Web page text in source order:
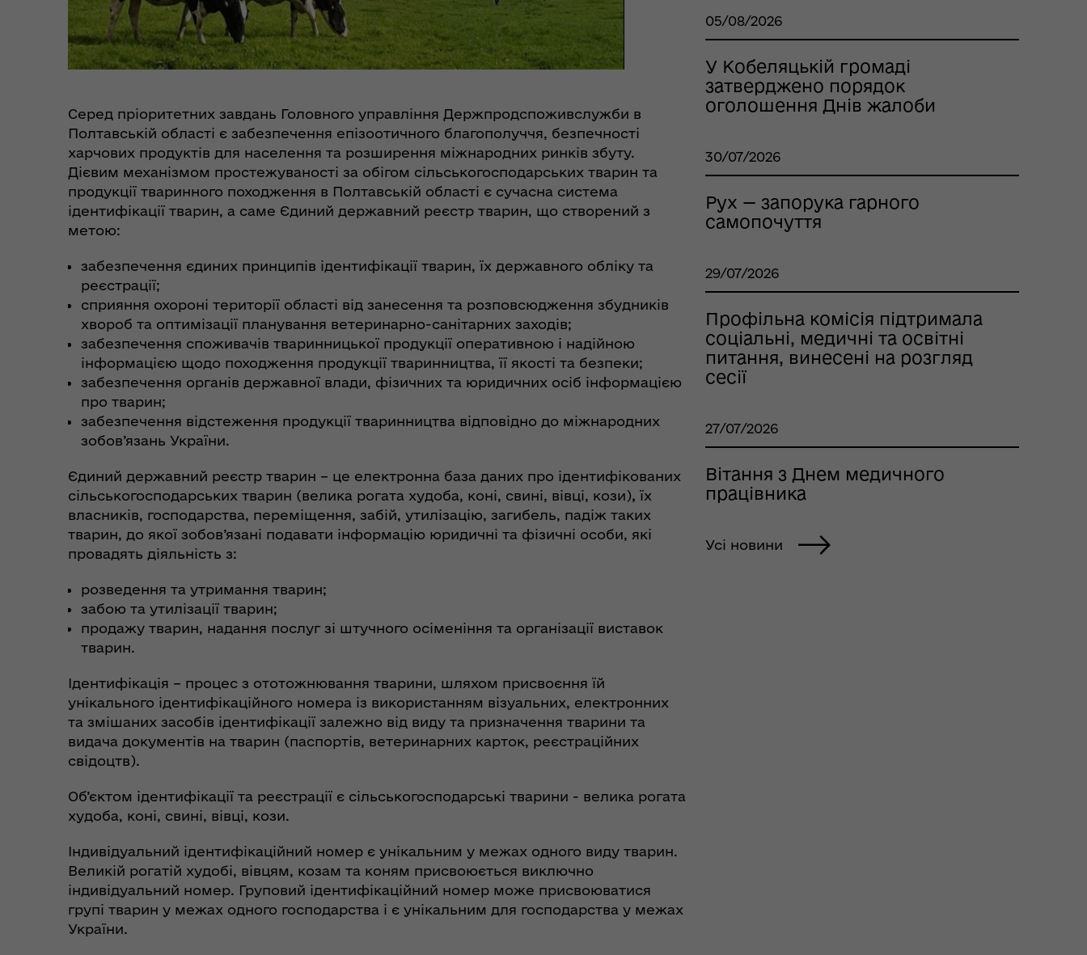
єВідновлення
укриття
Дії населення при
небезпечних подіях та
надзвичайних ситуаціях
Центр життєстійкості
Кобеляцької громади
допомога
питань поводження з
військовополоненими
(КШППВ)
Серед пріоритетних завдань Головного управління Держпродспоживслужби в
Полтавській області є забезпечення епізоотичного благополуччя, безпечності
харчових продуктів для населення та розширення міжнародних ринків збуту.
Дієвим механізмом простежуваності за обігом сільськогосподарських тварин та
продукції тваринного походження в Полтавській області є сучасна система
ідентифікації тварин, а саме Єдиний державний реєстр тварин, що створений з
метою:
забезпечення єдиних принципів ідентифікації тварин, їх державного обліку та
реєстрації;
сприяння охороні території області від занесення та розповсюдження збудників
хвороб та оптимізації планування ветеринарно-санітарних заходів;
забезпечення споживачів тваринницької продукції оперативною і надійною
інформацією щодо походження продукції тваринництва, її якості та безпеки;
забезпечення органів державної влади, фізичних та юридичних осіб інформацією
про тварин;
забезпечення відстеження продукції тваринництва відповідно до міжнародних
зобов’язань України.
Єдиний державний реєстр тварин – це електронна база даних про ідентифікованих
сільськогосподарських тварин (велика рогата худоба, коні, свині, вівці, кози), їх
власників, господарства, переміщення, забій, утилізацію, загибель, падіж таких
тварин, до якої зобов’язані подавати інформацію юридичні та фізичні особи, які
провадять діяльність з:
розведення та утримання тварин;
забою та утилізації тварин;
продажу тварин, надання послуг зі штучного осіменіння та організації виставок
тварин.
Ідентифікація – процес з ототожнювання тварини, шляхом присвоєння їй
унікального ідентифікаційного номера із використанням візуальних, електронних
та змішаних засобів ідентифікації залежно від виду та призначення тварини та
видача документів на тварин (паспортів, ветеринарних карток, реєстраційних
свідоцтв).
Об’єктом ідентифікації та реєстрації є сільськогосподарські тварини - велика рогата
худоба, коні, свині, вівці, кози.
Індивідуальний ідентифікаційний номер є унікальним у межах одного виду тварин.
Великій рогатій худобі, вівцям, козам та коням присвоюється виключно
індивідуальний номер. Груповий ідентифікаційний номер може присвоюватися
групі тварин у межах одного господарства і є унікальним для господарства у межах
України.
05/08/2026
У Кобеляцькій громаді
затверджено порядок
оголошення Днів жалоби
30/07/2026
Рух — запорука гарного
самопочуття
29/07/2026
Профільна комісія підтримала
соціальні, медичні та освітні
питання, винесені на розгляд
сесії
27/07/2026
Вітання з Днем медичного
працівника
Усі новини